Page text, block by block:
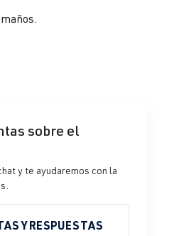
sobre el
y te ayudaremos con la
Y RESPUESTAS